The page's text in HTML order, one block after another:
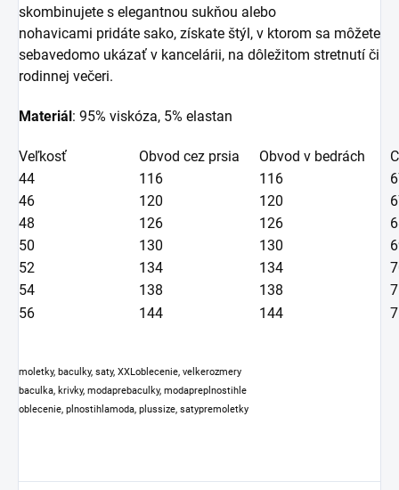
skombinujete s elegantnou sukňou alebo
nohavicami pridáte sako, získate štýl, v ktorom sa môžete
sebavedomo ukázať v kancelárii, na dôležitom stretnutí či
rodinnej večeri.
Materiál: 95% viskóza, 5% elastan
Veľkosť Obvod cez prsia Obvod v bedrách
44
116 116
46
120 120
48
126 126
50
130 130
52
134 134
54
138 138
56
144 144
moletky, baculky, saty, XXLoblecenie, velkerozmery
baculka, krivky, modaprebaculky, modapreplnostihle
oblecenie, plnostihlamoda, plussize, satypremoletky